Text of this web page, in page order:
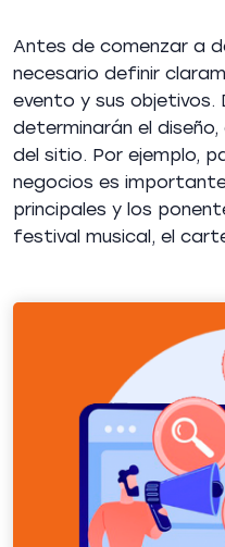
Antes de comenzar a
necesario definir
evento y sus objetivos.
determinarán el
del sitio. Por ejemplo,
negocios es
principales y los
festival musical, el